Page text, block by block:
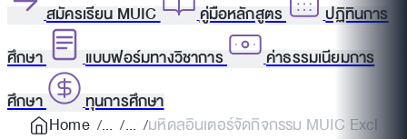
สมัครเรียน MUIC คู่มือหลักสูตร
ปฏิทินการ
ศึกษา
แบบฟอร์มทางวิชาการ
ค่าธรรมเนียมการ
ศึกษา
ทุนการศึกษา
Home
มหิดลอินเตอร์จัดกิจกรรม MUIC